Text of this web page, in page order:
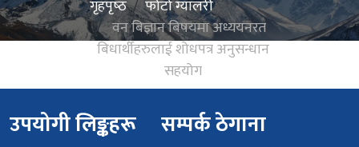
गृहपृष्‍ठ
फोटो ग्यालरी
वन बिज्ञान बिषयमा अध्ययनरत
बिधार्थीहरुलाई शोधपत्र अनुसन्धान
सहयोग
उपयोगी लिङ्कहरू सम्पर्क ठेगाना